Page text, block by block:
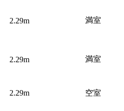
2.29m 満室
2.29m 満室
2.29m 空室